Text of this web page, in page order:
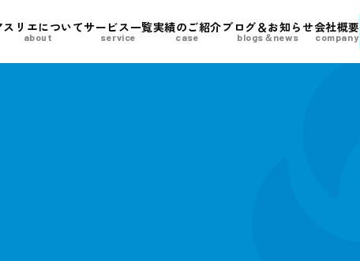
スリエについて
about
サービス一覧
service
実績のご紹介
case
ブログ＆お知らせ
blogs＆news
会社概要
company